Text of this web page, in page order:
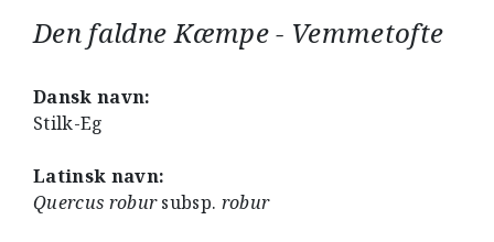
Den faldne Kæmpe - Vemmetofte
Dansk navn:
Stilk-Eg
Latinsk navn:
Quercus robursubsp. robur